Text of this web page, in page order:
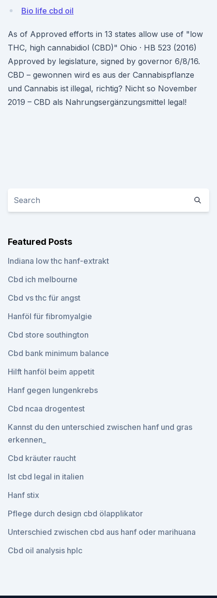
Bio life cbd oil
As of Approved efforts in 13 states allow use of "low
THC, high cannabidiol (CBD)" Ohio · HB 523 (2016)
Approved by legislature, signed by governor 6/8/16.
CBD – gewonnen wird es aus der Cannabispflanze
und Cannabis ist illegal, richtig? Nicht so November
2019 – CBD als Nahrungsergänzungsmittel legal!
Featured Posts
Indiana low thc hanf-extrakt
Cbd ich melbourne
Cbd vs thc für angst
Hanföl für fibromyalgie
Cbd store southington
Cbd bank minimum balance
Hilft hanföl beim appetit
Hanf gegen lungenkrebs
Cbd ncaa drogentest
Kannst du den unterschied zwischen hanf und gras
erkennen_
Cbd kräuter raucht
Ist cbd legal in italien
Hanf stix
Pflege durch design cbd ölapplikator
Unterschied zwischen cbd aus hanf oder marihuana
Cbd oil analysis hplc